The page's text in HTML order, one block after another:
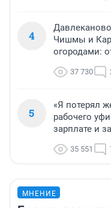
4
Чишмы и
огородами:
37 730
5
«Я потерял
рабочего
зарплате и
35 551
МНЕНИЕ